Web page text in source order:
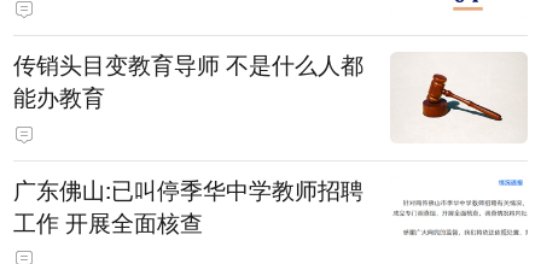
传销头目变教育导师 不是什么人都
能办教育
广东佛山:已叫停季华中学教师招聘
工作 开展全面核查